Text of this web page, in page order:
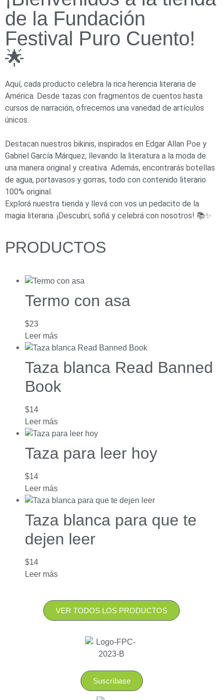
de la Fundación
Festival Puro Cuento!
🌟
Aquí, cada producto celebra la rica herencia literaria de
América. Desde tazas con fragmentos de cuentos hasta
cursos de narración, ofrecemos una variedad de artículos
únicos.
Destacan nuestros bikinis, inspirados en Edgar Allan Poe y
Gabriel García Márquez, llevando la literatura a la moda de
una manera original y creativa. Además, encontrarás botellas
de agua, portavasos y gorras, todo con contenido literario
100% original.
Explorá nuestra tienda y llevá con vos un pedacito de la
magia literaria. ¡Descubrí, soñá y celebrá con nosotros! 📚✨
PRODUCTOS
Termo con asa
$23
Leer más
Taza blanca Read Banned
Book
$14
Leer más
Taza para leer hoy
$14
Leer más
Taza blanca para que te
dejen leer
$14
Leer más
VER TODOS LOS PRODUCTOS
Suscríbase